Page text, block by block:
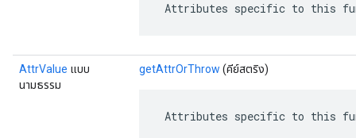
Attributes specific to this
AttrValue แบบ
นามธรรม
getAttrOrThrow (คีย์สตริง)
Attributes specific to this